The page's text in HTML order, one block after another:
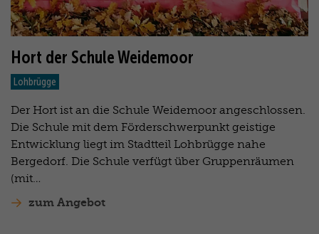
Hort der Schule Weidemoor
Lohbrügge
Der Hort ist an die Schule Weidemoor angeschlossen.
Die Schule mit dem Förderschwerpunkt geistige
Entwicklung liegt im Stadtteil Lohbrügge nahe
Bergedorf. Die Schule verfügt über Gruppenräumen
(mit…
zum Angebot